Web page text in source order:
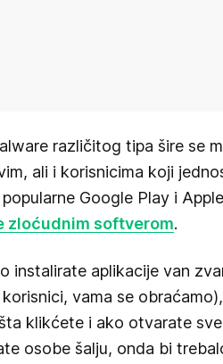
različitog tipa šire se
ali i korisnicima koji
Google Play i
zloćudnim softverom.
instalirate aplikacije van
vama se
klikćete i ako otvarate
osobe šalju, onda bi